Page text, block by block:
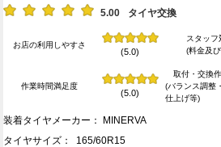
5.00 タイヤ交換
お店の利用しやすさ
(5.0)
スタッフ
(料金及
作業時間満足度
(5.0)
取付・交換
(バランス調整
仕上げ等)
装着タイヤメーカー： MINERVA
タイヤサイズ： 165/60R15